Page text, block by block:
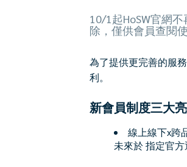
10/1起HoSW官網
除，僅供會員查閱
為了提供更完善的服
利。
新會員制度三大
線上線下x跨
未來於 指定官